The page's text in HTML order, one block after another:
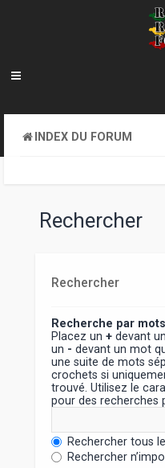
INDEX DU FORUM
Rechercher
Rechercher
Recherche par
Placez un +devant
un - devant un mot
une suite de mots
crochets si
trouvé. Utilisez le
pour des recherches
Rechercher tous
Rechercher